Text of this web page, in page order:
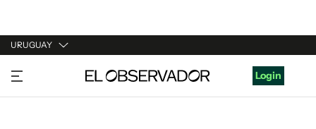
URUGUAY
URUGUAY
ARGENTINA
Login